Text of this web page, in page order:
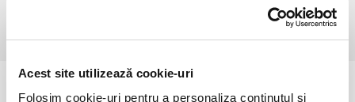
Acest site utilizează cookie-uri
Folosim cookie-uri pentru a personaliza conținutul și